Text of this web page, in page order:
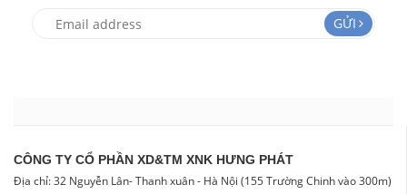
GỬI
CÔNG TY CỔ PHẦN XD&TM XNK HƯNG PHÁT
Địa chỉ: 32 Nguyễn Lân- Thanh xuân - Hà Nội (155 Trường Chinh vào 300m)